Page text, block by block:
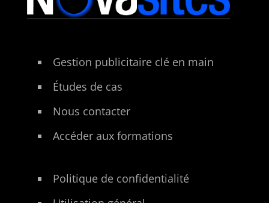
Gestion publicitaire clé en main
Études de cas
Nous contacter
Accéder aux formations
Politique de confidentialité